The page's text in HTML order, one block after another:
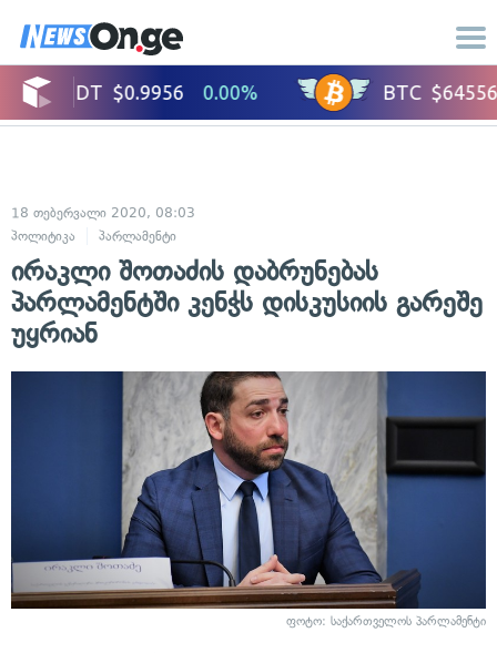
18 თებერვალი 2020, 08:03
პოლიტიკა
პარლამენტი
ირაკლი შოთაძის დაბრუნებას
პარლამენტში კენჭს დისკუსიის გარეშე
უყრიან
ფოტო: საქართველოს პარლამენტი